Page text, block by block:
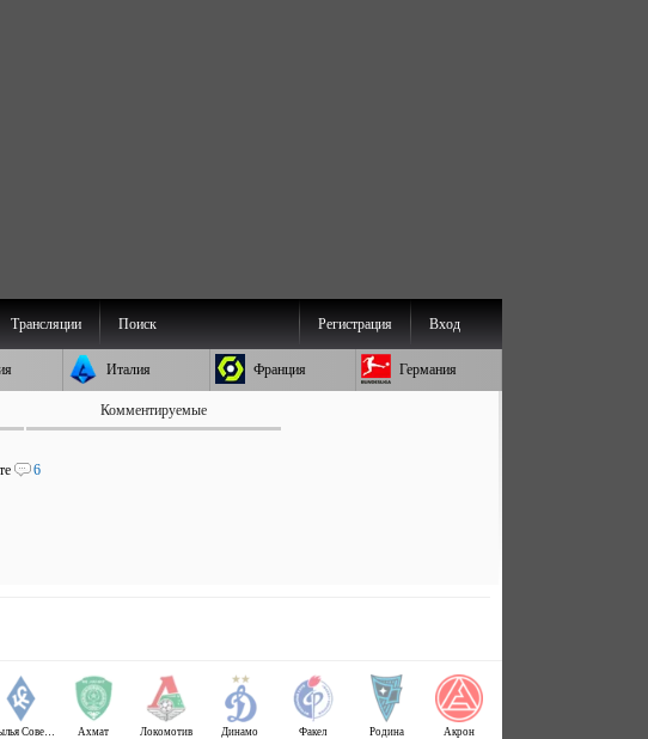
Трансляции Поиск Вход
Регистрация
Италия Франция Германия
Комментируемые
6
Крылья Советов Ахмат Локомотив Динамо Факел Родина Акрон